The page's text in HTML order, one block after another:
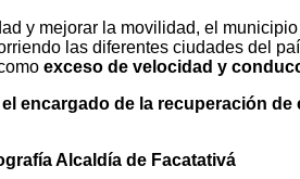
y mejorar la movilidad, el
las diferentes ciudades del
exceso de velocidad y
encargado de la recuperación
Alcaldía de Facatativá